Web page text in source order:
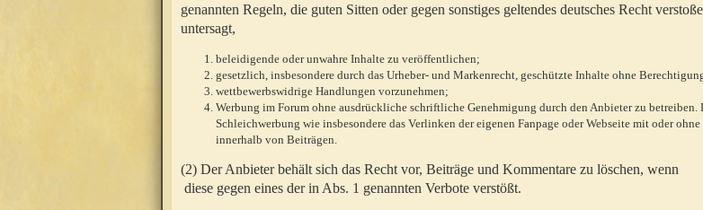
genannten Regeln, die guten Sitten oder gegen sonstiges geltendes deutsches Recht
untersagt,
beleidigende oder unwahre Inhalte zu veröffentlichen;
gesetzlich, insbesondere durch das Urheber- und Markenrecht, geschützte Inhalte ohne
wettbewerbswidrige Handlungen vorzunehmen;
Werbung im Forum ohne ausdrückliche schriftliche Genehmigung durch den Anbieter zu betreiben.
Schleichwerbung wie insbesondere das Verlinken der eigenen Fanpage oder Webseite mit oder
innerhalb von Beiträgen.
(2) Der Anbieter behält sich das Recht vor, Beiträge und Kommentare zu löschen, wenn
diese gegen eines der in Abs. 1 genannten Verbote verstößt.